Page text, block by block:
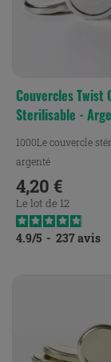
Couvercles Twist
Sterilisable -
1000Le couvercle
argenté
Prix
4,20 €
Le lot de 12
4.9/5 - 237avis